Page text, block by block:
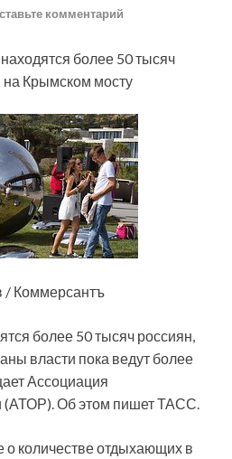
комментарий
более 50 тысяч
Крымском мосту
/ Коммерсантъ
более 50 тысяч россиян,
власти пока ведут более
Ассоциация
(АТОР). Об этом пишет ТАСС.
количестве отдыхающих в